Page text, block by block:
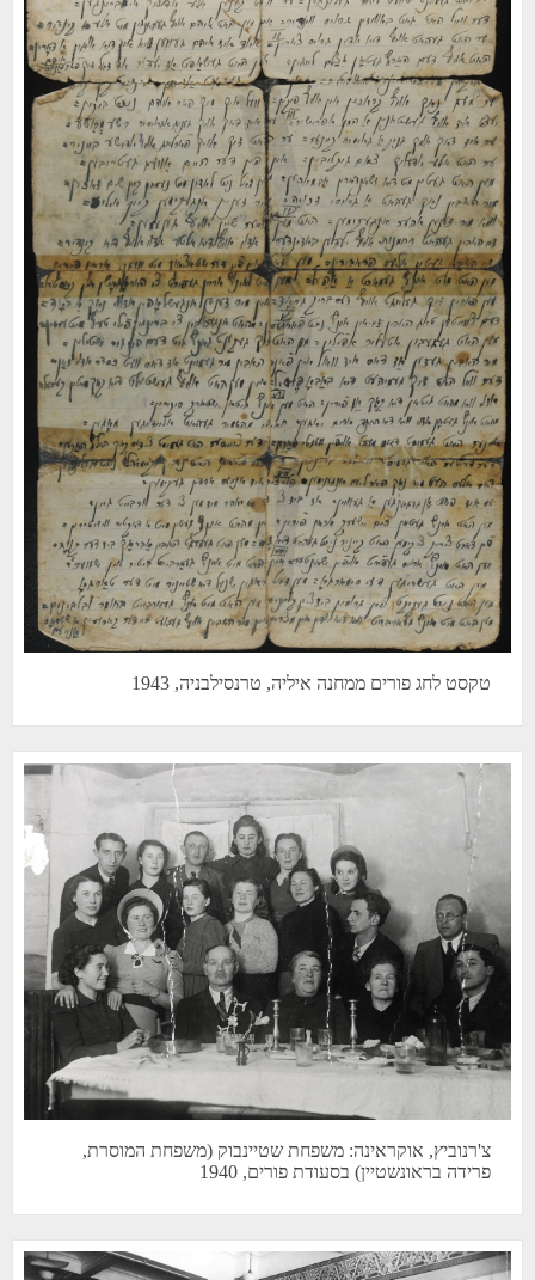
טקסט לחג פורים ממחנה איליה, טרנסילבניה, 1943
צ'רנוביץ, אוקראינה: משפחת שטיינבוק (משפחת המוסרת,
פרידה בראונשטיין) בסעודת פורים, 1940